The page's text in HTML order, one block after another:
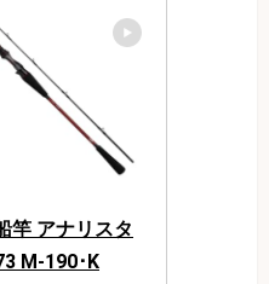
竿 アナリスタ
M-190･K